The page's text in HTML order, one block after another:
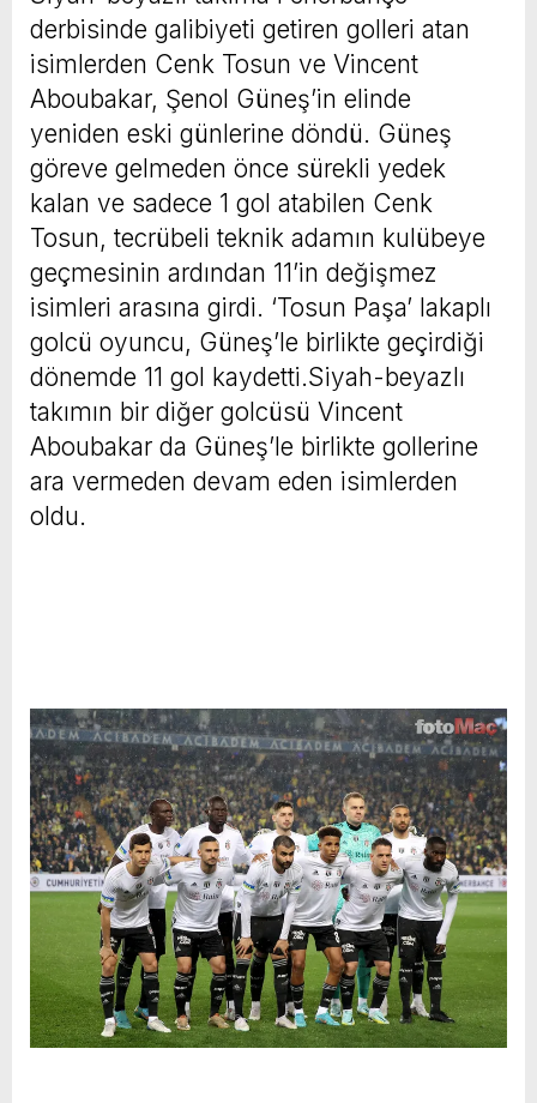
derbisinde galibiyeti getiren golleri atan
isimlerden Cenk Tosun ve Vincent
Aboubakar, Şenol Güneş’in elinde
yeniden eski günlerine döndü. Güneş
göreve gelmeden önce sürekli yedek
kalan ve sadece 1 gol atabilen Cenk
Tosun, tecrübeli teknik adamın kulübeye
geçmesinin ardından 11’in değişmez
isimleri arasına girdi. ‘Tosun Paşa’ lakaplı
golcü oyuncu, Güneş’le birlikte geçirdiği
dönemde 11 gol kaydetti.Siyah-beyazlı
takımın bir diğer golcüsü Vincent
Aboubakar da Güneş’le birlikte gollerine
ara vermeden devam eden isimlerden
oldu.